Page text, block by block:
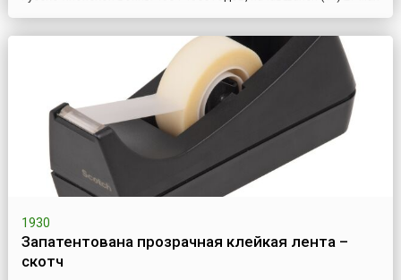
кораблей из Балтийского моря на Дальний Восток длиной 18
тысяч миль (33 тыс. км). Японский флот имел преимущество в...
1930
Запатентована прозрачная клейкая лента –
скотч